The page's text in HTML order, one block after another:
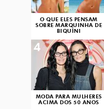
O QUE ELES PENSAM
SOBRE MARQUINHA DE
BIQUÍNI
MODA PARA MULHERES
ACIMA DOS 50 ANOS
4